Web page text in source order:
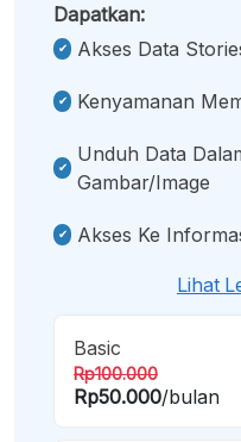
Dapatkan:
Akses Data
Kenyamanan
Unduh Data
Gambar/image
Akses Ke
Lihat
Basic
Rp100.000
Rp50.000/bulan